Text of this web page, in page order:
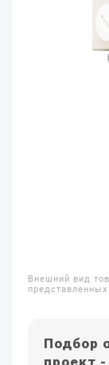
Внешний вид
представленных
Подбор
проект